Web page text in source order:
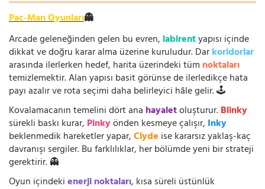
Pac-Man Oyunları👻
Arcade geleneğinden gelen bu evren, labirentyapısı içinde
dikkat ve doğru karar alma üzerine kuruludur. Darkoridorlar
arasında ilerlerken hedef, harita üzerindeki tüm noktaları
temizlemektir. Alan yapısı basit görünse de ilerledikçe hata
payı azalır ve rota seçimi daha belirleyici hâle gelir. 🕹️
Kovalamacanın temelini dört ana hayaletoluşturur.Blinky
sürekli baskı kurar, Pinkyönden kesmeye çalışır, Inky
beklenmedik hareketler yapar,Clyde ise kararsız yaklaş-kaç
davranışı sergiler. Bu farklılıklar, her bölümde yeni bir strateji
gerektirir. 👻
Oyun içindekienerji noktaları, kısa süreli üstünlük